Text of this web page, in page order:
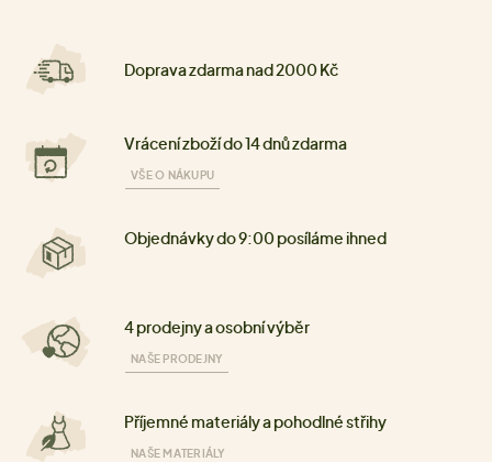
Doprava zdarma nad 2000 Kč
Vrácení zboží do 14 dnů zdarma
VŠE O NÁKUPU
Objednávky do 9:00 posíláme ihned
4 prodejny a osobní výběr
NAŠE PRODEJNY
Příjemné materiály a pohodlné střihy
NAŠE MATERIÁLY